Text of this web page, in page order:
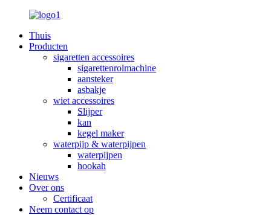
Thuis
Producten
sigaretten accessoires
sigarettenrolmachine
aansteker
asbakje
wiet accessoires
Slijper
kan
kegel maker
waterpijp & waterpijpen
waterpijpen
hookah
Nieuws
Over ons
Certificaat
Neem contact op